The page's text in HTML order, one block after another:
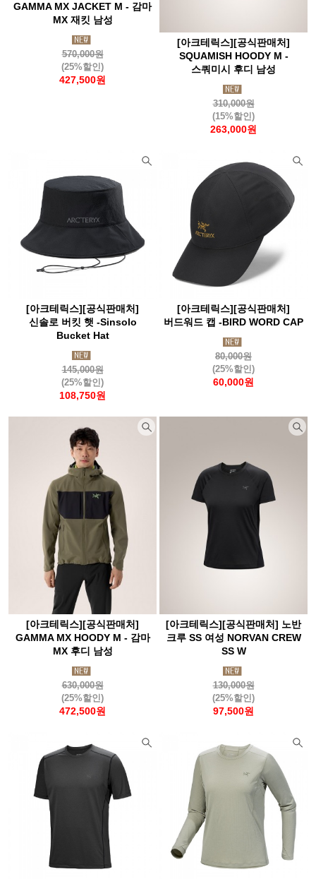
GAMMA MX JACKET M - 감마
MX 재킷 남성
570,000원
(25%할인)
427,500원
[아크테릭스][공식판매처]
SQUAMISH HOODY M -
스쿼미시 후디 남성
310,000원
(15%할인)
263,000원
[아크테릭스][공식판매처]
신솔로 버킷 햇 -Sinsolo
Bucket Hat
145,000원
(25%할인)
108,750원
[아크테릭스][공식판매처]
버드워드 캡 -BIRD WORD CAP
80,000원
(25%할인)
60,000원
[아크테릭스][공식판매처]
GAMMA MX HOODY M - 감마
MX 후디 남성
630,000원
(25%할인)
472,500원
[아크테릭스][공식판매처] 노반
크루 SS 여성 NORVAN CREW
SS W
130,000원
(25%할인)
97,500원